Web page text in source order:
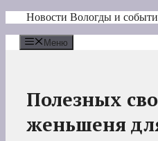
Перейти
содержимому
Новости Вологды и
Меню
Полезных
женьшеня